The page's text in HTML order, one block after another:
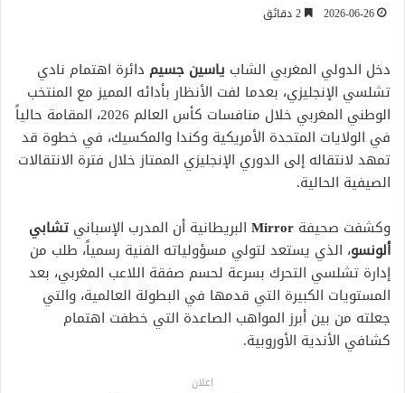
2026-06-26
دخل الدولي المغربي الشاب ياسين جسيم دائرة اهتمام نادي
تشلسي الإنجليزي، بعدما لفت الأنظار بأدائه المميز مع المنتخب
الوطني المغربي خلال منافسات كأس العالم 2026، المقامة حالياً
في الولايات المتحدة الأمريكية وكندا والمكسيك، في خطوة قد
تمهد لانتقاله إلى الدوري الإنجليزي الممتاز خلال فترة الانتقالات
الصيفية الحالية.
وكشفت صحيفة Mirror البريطانية أن المدرب الإسباني تشابي
ألونسو، الذي يستعد لتولي مسؤولياته الفنية رسمياً، طلب من
إدارة تشلسي التحرك بسرعة لحسم صفقة اللاعب المغربي، بعد
المستويات الكبيرة التي قدمها في البطولة العالمية، والتي
جعلته من بين أبرز المواهب الصاعدة التي خطفت اهتمام
كشافي الأندية الأوروبية.
اعلان